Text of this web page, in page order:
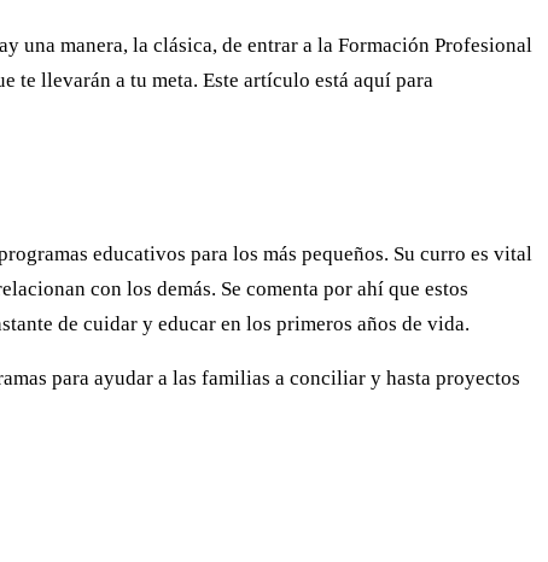
una manera, la clásica, de entrar a la Formación Profesional
te llevarán a tu meta. Este artículo está aquí para
educativos para los más pequeños. Su curro es vital
con los demás. Se comenta por ahí que estos
de cuidar y educar en los primeros años de vida.
para ayudar a las familias a conciliar y hasta proyectos